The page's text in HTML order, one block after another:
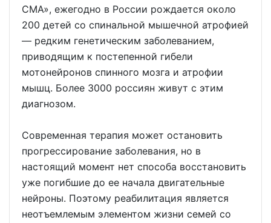
СМА», ежегодно в России рождается около
200 детей со спинальной мышечной атрофией
— редким генетическим заболеванием,
приводящим к постепенной гибели
мотонейронов спинного мозга и атрофии
мышц. Более 3000 россиян живут с этим
диагнозом.
Современная терапия может остановить
прогрессирование заболевания, но в
настоящий момент нет способа восстановить
уже погибшие до ее начала двигательные
нейроны. Поэтому реабилитация является
неотъемлемым элементом жизни семей со